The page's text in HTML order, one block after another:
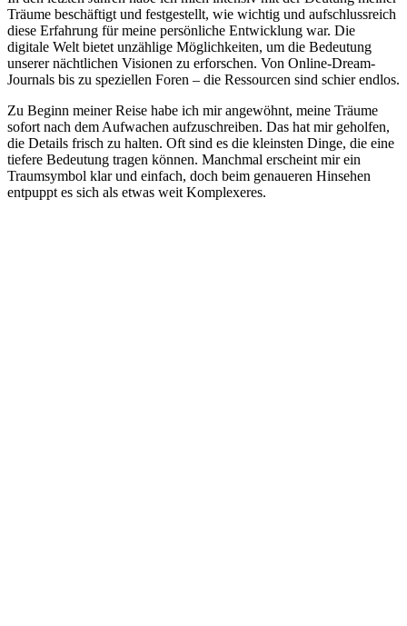
Träume beschäftigt und festgestellt, wie wichtig und aufschlussreich
diese⁣ Erfahrung für meine persönliche Entwicklung war. Die
⁣digitale Welt bietet‍ unzählige Möglichkeiten, um ‌die Bedeutung⁣
unserer nächtlichen Visionen ​zu erforschen. Von Online-Dream-
Journals bis zu speziellen Foren ⁣– die Ressourcen sind⁣ schier endlos.
Zu ⁣Beginn meiner Reise habe ich mir ​angewöhnt, meine Träume⁣
sofort nach ​dem Aufwachen aufzuschreiben. Das hat‍ mir geholfen,
‌die Details frisch zu halten. Oft sind es die ⁤kleinsten Dinge, die eine
tiefere Bedeutung tragen können. Manchmal erscheint mir ein
Traumsymbol klar und einfach, doch beim genaueren Hinsehen
entpuppt es sich als etwas ⁢weit Komplexeres.